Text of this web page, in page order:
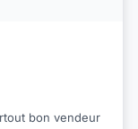
bon vendeur